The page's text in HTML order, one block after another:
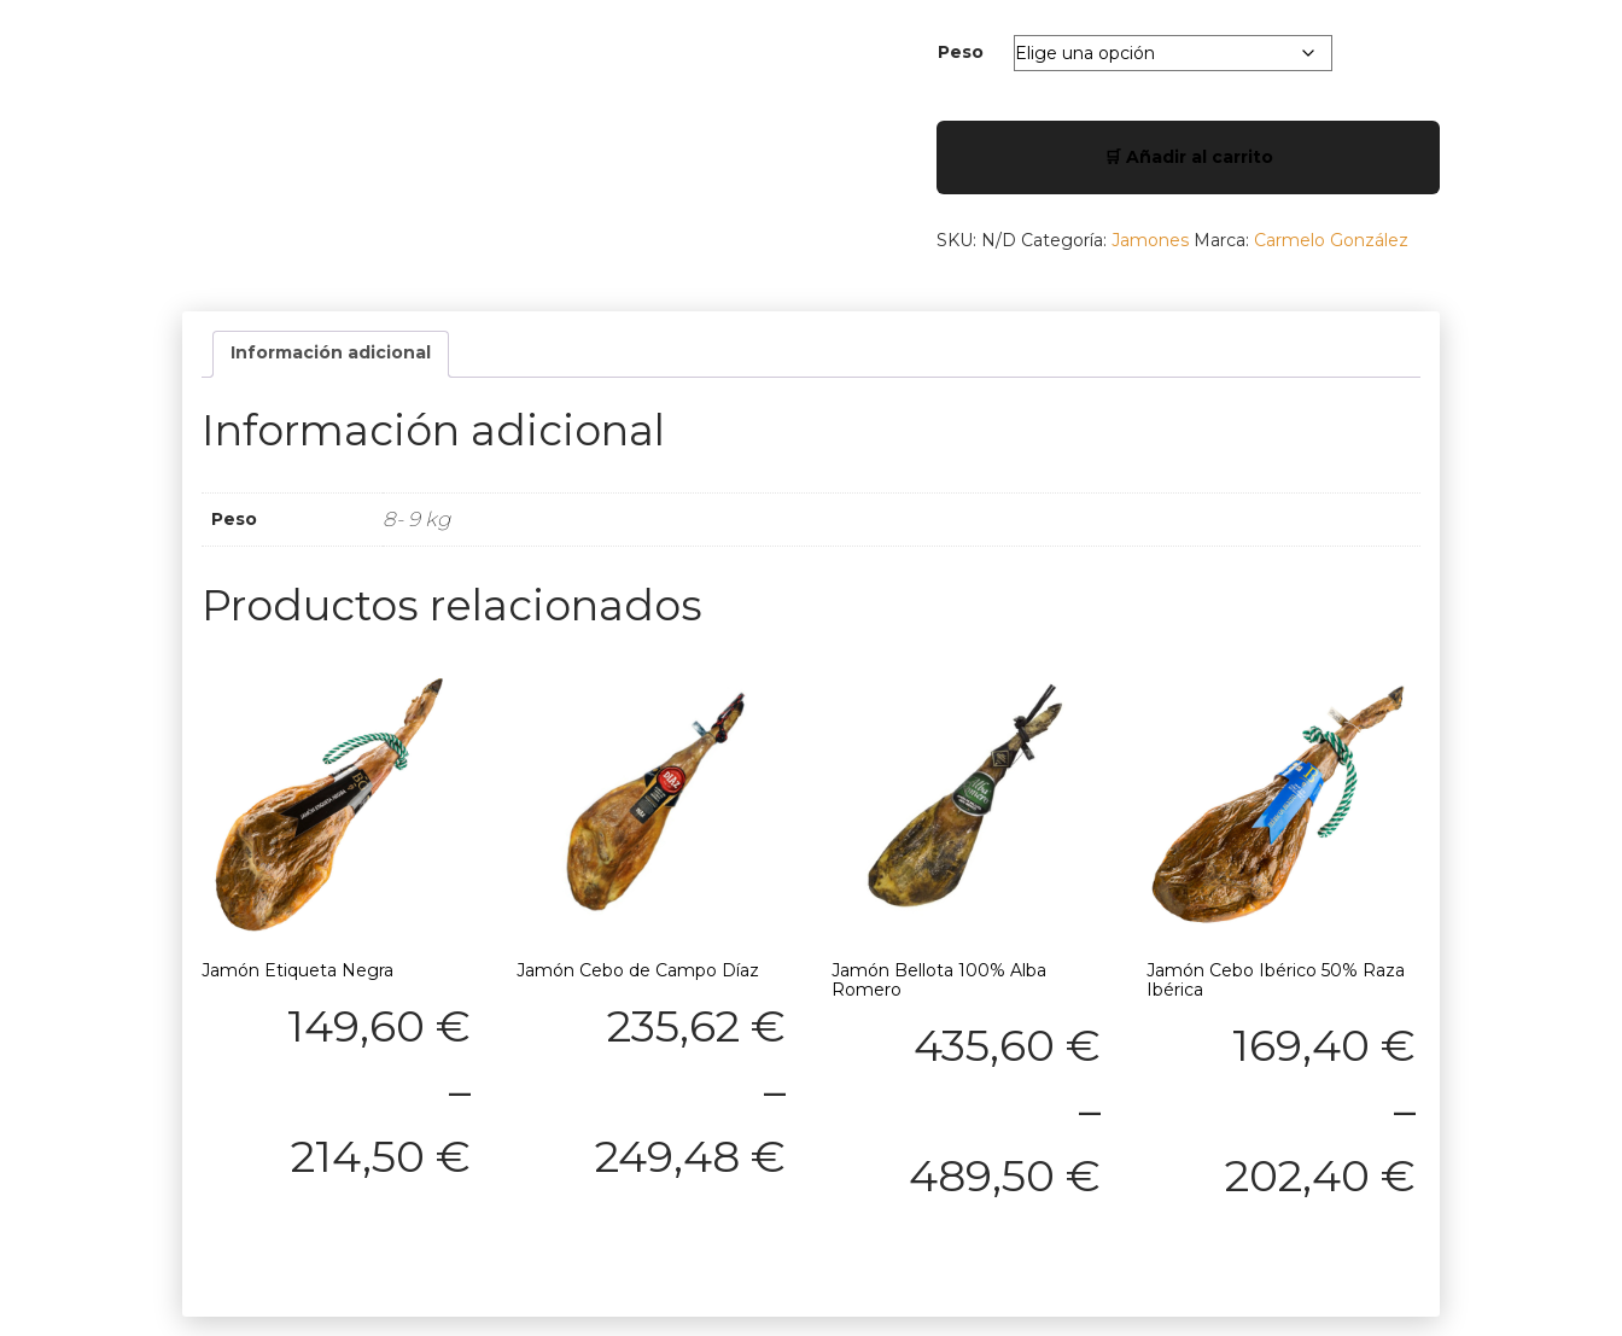
Peso
Duroc
cantidad
🛒 Añadir al carrito
SKU: N/D Categoría:Jamones Marca: Carmelo González
Información adicional
Información adicional
Peso 8- 9 kg
Productos relacionados
Jamón Etiqueta Negra
149,60 €
–
214,50 €
Jamón Cebo de Campo Díaz
235,62 €
–
249,48 €
Jamón Bellota 100% Alba
Romero
435,60 €
–
489,50 €
Jamón Cebo Ibérico 50% Raza
Ibérica
169,40 €
–
202,40 €